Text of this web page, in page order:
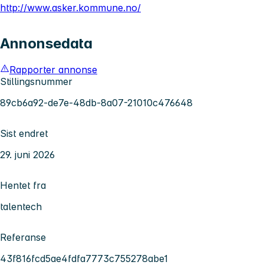
http://www.asker.kommune.no/
Annonsedata
Rapporter annonse
Stillingsnummer
89cb6a92-de7e-48db-8a07-21010c476648
Sist endret
29. juni 2026
Hentet fra
talentech
Referanse
43f816fcd5ae4fdfa7773c755278abe1